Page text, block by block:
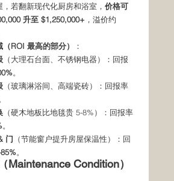
，若翻新现代化厨房和浴室，价格可
升至 $1,250,000+ ，溢价约
ROI 最高的部分）
：
（大理石台面、不锈钢电器）：回报
。
（玻璃淋浴间、高端瓷砖）：回报率
。
（硬木地板比地毯贵 5-8%）：回报率
。
门 （节能窗户提升房屋保温性）：回
。
Maintenance Condition）